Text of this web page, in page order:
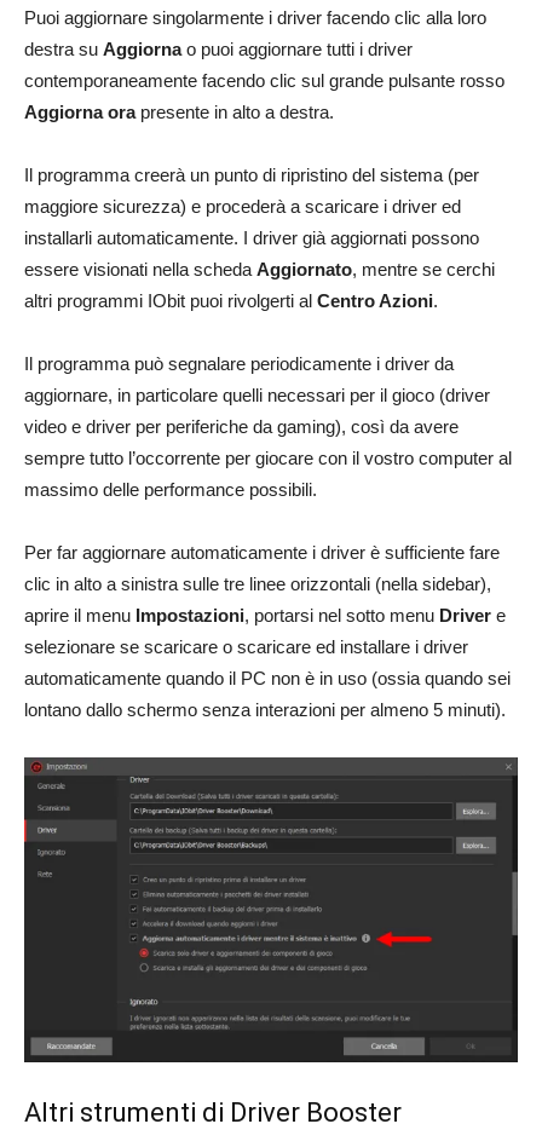
Puoi aggiornare singolarmente i driver facendo clic alla loro
destra su Aggiornao puoi aggiornare tutti i driver
contemporaneamente facendo clic sul grande pulsante rosso
Aggiorna orapresente in alto a destra.
Il programma creerà un punto di ripristino del sistema (per
maggiore sicurezza) e procederà a scaricare i driver ed
installarli automaticamente. I driver già aggiornati possono
essere visionati nella scheda Aggiornato, mentre se cerchi
altri programmi IObit puoi rivolgerti al Centro Azioni.
Il programma può segnalare periodicamente i driver da
aggiornare, in particolare quelli necessari per il gioco (driver
video e driver per periferiche da gaming), così da avere
sempre tutto l’occorrente per giocare con il vostro computer al
massimo delle performance possibili.
Per far aggiornare automaticamente i driver è sufficiente fare
clic in alto a sinistra sulle tre linee orizzontali (nella sidebar),
aprire il menu Impostazioni, portarsi nel sotto menu Driver e
selezionare se scaricare o scaricare ed installare i driver
automaticamente quando il PC non è in uso (ossia quando sei
lontano dallo schermo senza interazioni per almeno 5 minuti).
Altri strumenti di Driver Booster